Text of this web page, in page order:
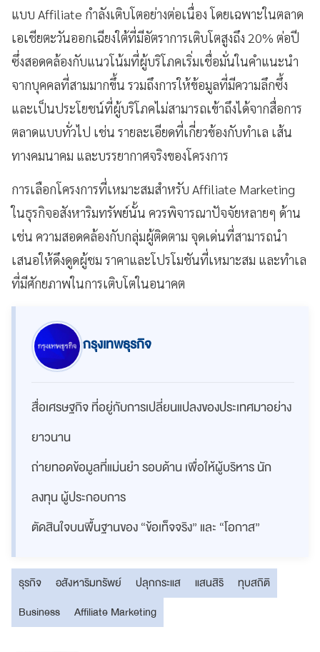
แบบ Affiliate กำลังเติบโตอย่างต่อเนื่อง โดยเฉพาะในตลาด
เอเชียตะวันออกเฉียงใต้ที่มีอัตราการเติบโตสูงถึง 20% ต่อปี
ซึ่งสอดคล้องกับแนวโน้มที่ผู้บริโภคเริ่มเชื่อมั่นในคำแนะนำ
จากบุคคลที่สามมากขึ้น รวมถึงการให้ข้อมูลที่มีความลึกซึ้ง
และเป็นประโยชน์ที่ผู้บริโภคไม่สามารถเข้าถึงได้จากสื่อการ
ตลาดแบบทั่วไป เช่น รายละเอียดที่เกี่ยวข้องกับทำเล เส้น
ทางคมนาคม และบรรยากาศจริงของโครงการ
การเลือกโครงการที่เหมาะสมสำหรับ Affiliate Marketing
ในธุรกิจอสังหาริมทรัพย์นั้น ควรพิจารณาปัจจัยหลายๆ ด้าน
เช่น ความสอดคล้องกับกลุ่มผู้ติดตาม จุดเด่นที่สามารถนำ
เสนอให้ดึงดูดผู้ชม ราคาและโปรโมชันที่เหมาะสม และทำเล
ที่มีศักยภาพในการเติบโตในอนาคต
กรุงเทพธุรกิจ
สื่อเศรษฐกิจ ที่อยู่กับการเปลี่ยนแปลงของประเทศมาอย่าง
ยาวนาน
ถ่ายทอดข้อมูลที่แม่นยำ รอบด้าน เพื่อให้ผู้บริหาร นัก
ลงทุน ผู้ประกอบการ
ตัดสินใจบนพื้นฐานของ “ข้อเท็จจริง” และ “โอกาส”
ธุรกิจ อสังหาริมทรัพย์ ปลุกกระแส แสนสิริ
ทุบสถิติ
Business
Affiliate Marketing